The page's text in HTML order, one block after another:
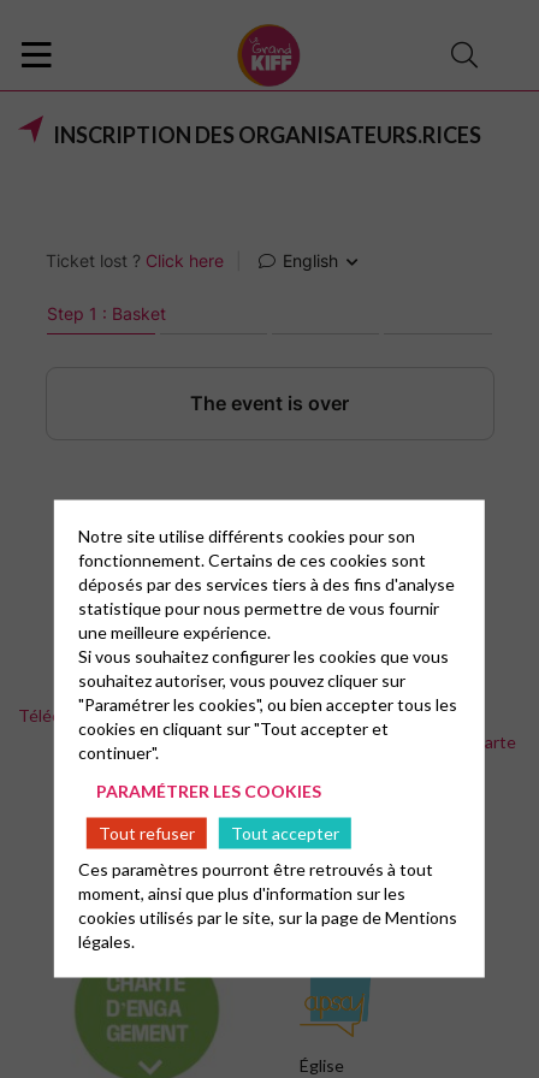
INSCRIPTION DES ORGANISATEURS.RICES
Téléchargement de la charte du bien kiffer ensemble
Téléchargement de la charte
Église
Notre site utilise différents cookies pour son
fonctionnement. Certains de ces cookies sont
déposés par des services tiers à des fins d'analyse
statistique pour nous permettre de vous fournir
une meilleure expérience.
Si vous souhaitez configurer les cookies que vous
souhaitez autoriser, vous pouvez cliquer sur
"Paramétrer les cookies", ou bien accepter tous les
cookies en cliquant sur "Tout accepter et
continuer".
PARAMÉTRER LES COOKIES
Tout refuser
Tout accepter
Ces paramètres pourront être retrouvés à tout
moment, ainsi que plus d'information sur les
cookies utilisés par le site, sur la page deMentions
légales.